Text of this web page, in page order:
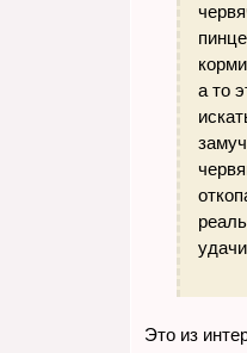
а то
Это из